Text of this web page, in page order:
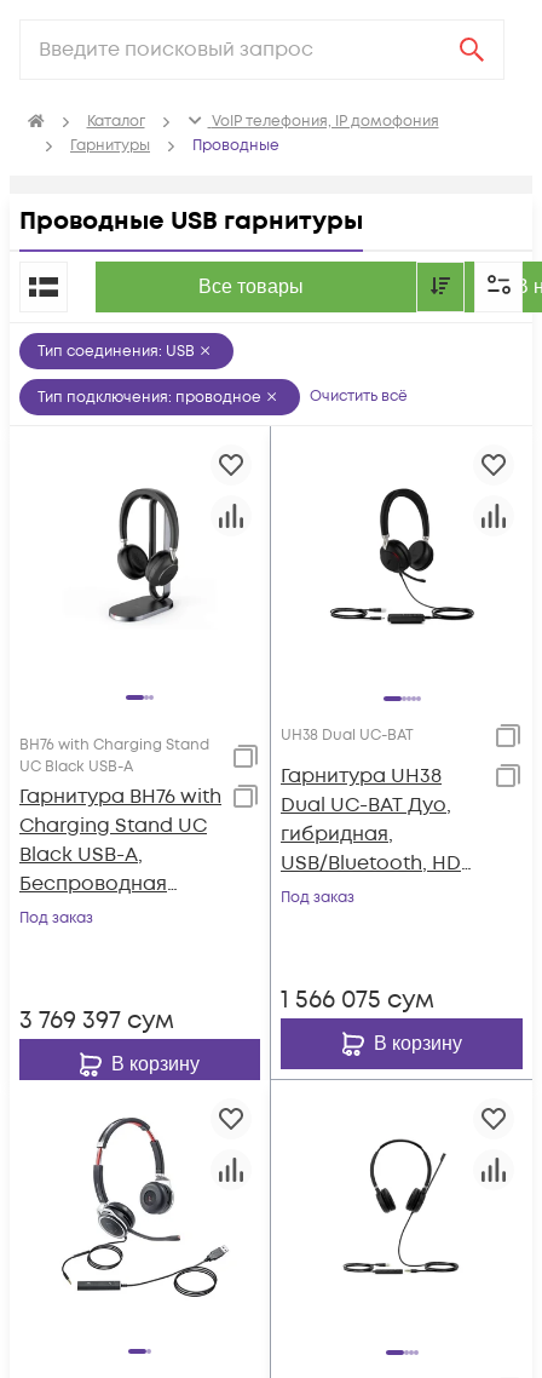
Каталог
VoIP телефония, IP домофония
Гарнитуры
Проводные
Проводные USB гарнитуры
Все товары В
По популярности
Тип соединения: USB
Тип подключения: проводное Очистить всё
BH76 with Charging Stand
UC Black USB-A
Гарнитура BH76 with
Charging Stand UC
Black USB-A,
Беспроводная
BT,BHC76,Зарядка
Под заказ
3 769 397 сум
В корзину
UH38 Dual UC-BAT
Гарнитура UH38
Dual UC-BAT Дуо,
гибридная,
USB/Bluetooth, HD
звук,
Под заказ
1 566 075 сум
В корзину